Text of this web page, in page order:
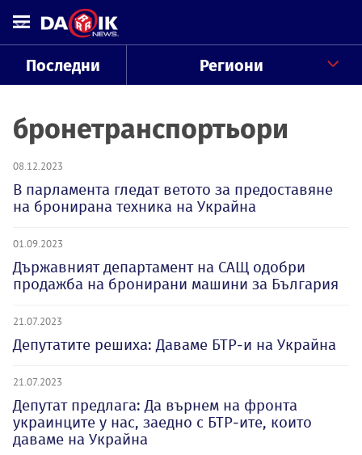
Последни Региони
бронетранспортьори
08.12.2023
В парламента гледат ветото за предоставяне
на бронирана техника на Украйна
01.09.2023
Държавният департамент на САЩ одобри
продажба на бронирани машини за България
21.07.2023
Депутатите решиха: Даваме БТР-и на Украйна
21.07.2023
Депутат предлага: Да върнем на фронта
украинците у нас, заедно с БТР-ите, които
даваме на Украйна